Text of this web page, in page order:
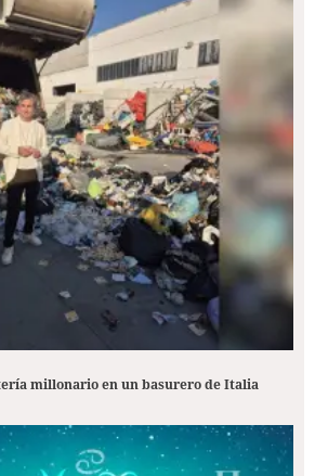
millonario en un basurero de Italia